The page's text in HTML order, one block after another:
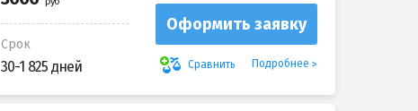
Срок
30-1 825 дней
Оформить заявку
Сравнить Подробнее